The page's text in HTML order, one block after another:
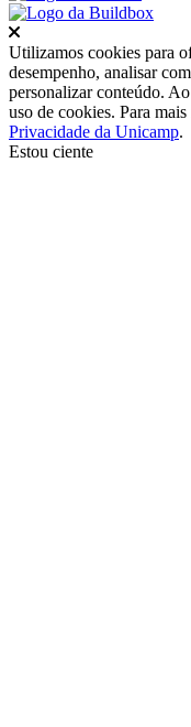
Fechar
Utilizamos cookies para
desempenho, analisar
personalizar conteúdo.
uso de cookies. Para
Privacidade da Unicamp.
Estou ciente